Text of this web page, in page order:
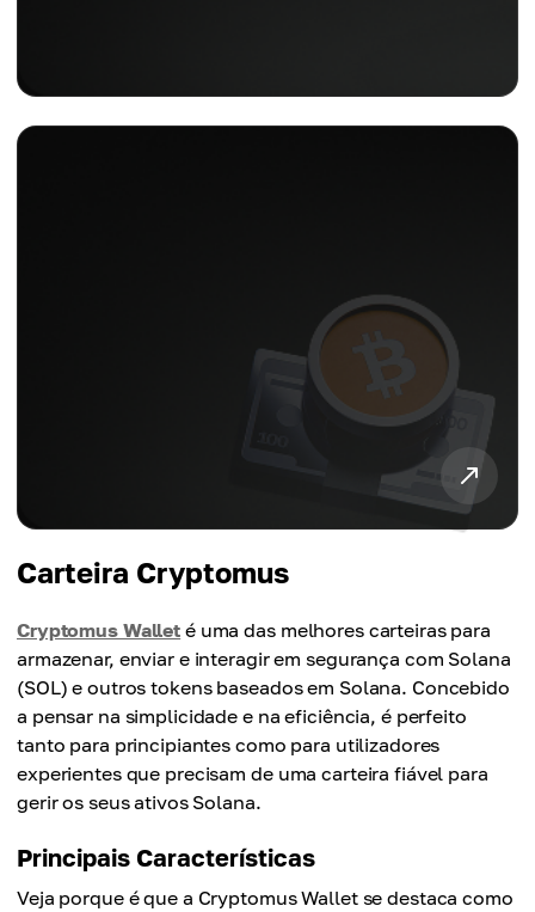
Carteira Cryptomus
Cryptomus Wallet é uma das melhores carteiras para
armazenar, enviar e interagir em segurança com Solana
(SOL) e outros tokens baseados em Solana. Concebido
a pensar na simplicidade e na eficiência, é perfeito
tanto para principiantes como para utilizadores
experientes que precisam de uma carteira fiável para
gerir os seus ativos Solana.
Principais Características
Veja porque é que a Cryptomus Wallet se destaca como